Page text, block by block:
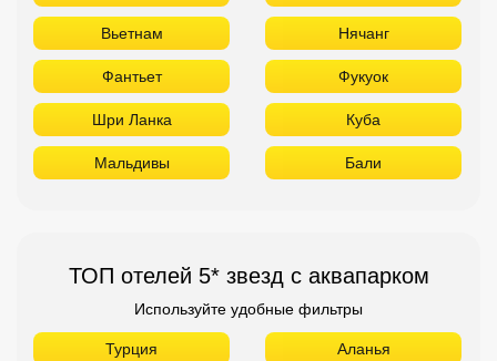
Вьетнам Нячанг
Фантьет Фукуок
Шри Ланка Куба
Мальдивы Бали
ТОП отелей 5* звезд с аквапарком
Используйте удобные фильтры
Турция Аланья